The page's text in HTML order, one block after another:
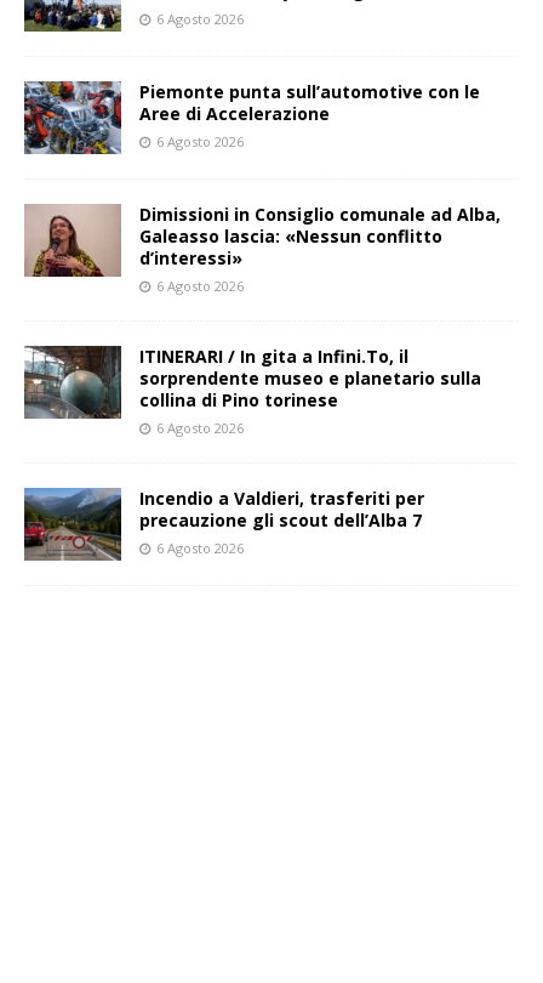
6 Agosto 2026
Piemonte punta sull’automotive con le
Aree di Accelerazione
6 Agosto 2026
Dimissioni in Consiglio comunale ad Alba,
Galeasso lascia: «Nessun conflitto
d’interessi»
6 Agosto 2026
ITINERARI / In gita a Infini.To, il
sorprendente museo e planetario sulla
collina di Pino torinese
6 Agosto 2026
Incendio a Valdieri, trasferiti per
precauzione gli scout dell’Alba 7
6 Agosto 2026